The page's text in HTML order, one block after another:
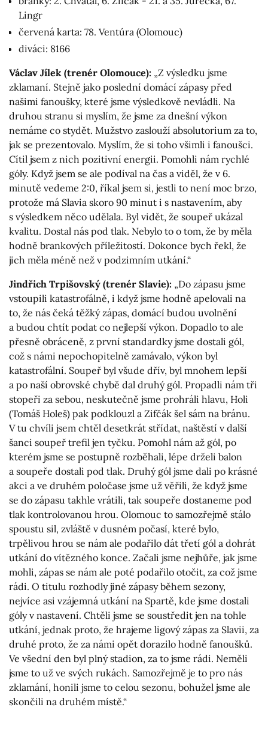
Lingr
červená karta: 78. Ventúra (Olomouc)
diváci: 8166
Václav Jílek (trenér Olomouce): „Z výsledku jsme
zklamaní. Stejně jako poslední domácí zápasy před
našimi fanoušky, které jsme výsledkově nevládli. Na
druhou stranu si myslím, že jsme za dnešní výkon
nemáme co stydět. Mužstvo zaslouží absolutorium za to,
jak se prezentovalo. Myslím, že si toho všimli i fanoušci.
Cítil jsem z nich pozitivní energii. Pomohli nám rychlé
góly. Když jsem se ale podíval na čas a viděl, že v 6.
minutě vedeme 2:0, říkal jsem si, jestli to není moc brzo,
protože má Slavia skoro 90 minut i s nastavením, aby
s výsledkem něco udělala. Byl vidět, že soupeř ukázal
kvalitu. Dostal nás pod tlak. Nebylo to o tom, že by měla
hodně brankových příležitostí. Dokonce bych řekl, že
jich měla méně než v podzimním utkání.“
Jindřich Trpišovský (trenér Slavie): „Do zápasu jsme
vstoupili katastrofálně, i když jsme hodně apelovali na
to, že nás čeká těžký zápas, domácí budou uvolnění
a budou chtít podat co nejlepší výkon. Dopadlo to ale
přesně obráceně, z první standardky jsme dostali gól,
což s námi nepochopitelně zamávalo, výkon byl
katastrofální. Soupeř byl všude dřív, byl mnohem lepší
a po naší obrovské chybě dal druhý gól. Propadli nám tři
stopeři za sebou, neskutečně jsme prohráli hlavu, Holi
(Tomáš Holeš) pak podklouzl a Zifčák šel sám na bránu.
V tu chvíli jsem chtěl desetkrát střídat, naštěstí v další
šanci soupeř trefil jen tyčku. Pomohl nám až gól, po
kterém jsme se postupně rozběhali, lépe drželi balon
a soupeře dostali pod tlak. Druhý gól jsme dali po krásné
akci a ve druhém poločase jsme už věřili, že když jsme
se do zápasu takhle vrátili, tak soupeře dostaneme pod
tlak kontrolovanou hrou. Olomouc to samozřejmě stálo
spoustu sil, zvláště v dusném počasí, které bylo,
trpělivou hrou se nám ale podařilo dát třetí gól a dohrát
utkání do vítězného konce. Začali jsme nejhůře, jak jsme
mohli, zápas se nám ale poté podařilo otočit, za což jsme
rádi. O titulu rozhodly jiné zápasy během sezony,
nejvíce asi vzájemná utkání na Spartě, kde jsme dostali
góly v nastavení. Chtěli jsme se soustředit jen na tohle
utkání, jednak proto, že hrajeme ligový zápas za Slavii, za
druhé proto, že za námi opět dorazilo hodně fanoušků.
Ve všední den byl plný stadion, za to jsme rádi. Neměli
jsme to už ve svých rukách. Samozřejmě je to pro nás
zklamání, honili jsme to celou sezonu, bohužel jsme ale
skončili na druhém místě.“